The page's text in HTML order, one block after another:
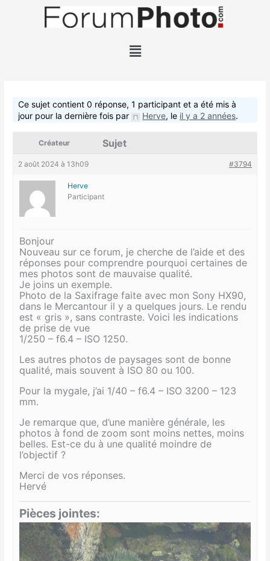
Menu
Ce sujet contient 0 réponse, 1 participant et a été mis à
jour pour la dernière fois par
Herve, le il y a 2 années.
Créateur Sujet
2 août 2024 à 13h09 #3794
Herve
Participant
Bonjour
Nouveau sur ce forum, je cherche de l’aide et des
réponses pour comprendre pourquoi certaines de
mes photos sont de mauvaise qualité.
Je joins un exemple.
Photo de la Saxifrage faite avec mon Sony HX90,
dans le Mercantour il y a quelques jours. Le rendu
est « gris », sans contraste. Voici les indications
de prise de vue
1/250 – f6.4 – ISO 1250.
Les autres photos de paysages sont de bonne
qualité, mais souvent à ISO 80 ou 100.
Pour la mygale, j’ai 1/40 – f6.4 – ISO 3200 – 123
mm.
Je remarque que, d’une manière générale, les
photos à fond de zoom sont moins nettes, moins
belles. Est-ce du à une qualité moindre de
l’objectif ?
Merci de vos réponses.
Hervé
Pièces jointes: